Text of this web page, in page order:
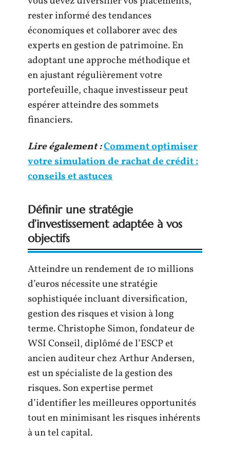
rester informé des tendances
économiques et collaborer avec des
experts en gestion de patrimoine. En
adoptant une approche méthodique et
en ajustant régulièrement votre
portefeuille, chaque investisseur peut
espérer atteindre des sommets
financiers.
Lire également :Comment optimiser
votre simulation de rachat de crédit :
conseils et astuces
Définir une stratégie
d’investissement adaptée à vos
objectifs
Atteindre un rendement de 10 millions
d’euros nécessite une stratégie
sophistiquée incluant diversification,
gestion des risques et vision à long
terme. Christophe Simon, fondateur de
WSI Conseil, diplômé de l’ESCP et
ancien auditeur chez Arthur Andersen,
est un spécialiste de la gestion des
risques. Son expertise permet
d’identifier les meilleures opportunités
tout en minimisant les risques inhérents
à un tel capital.